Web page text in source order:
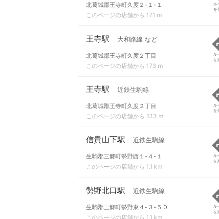
北葛城郡王寺町久度２-１-１
このページの店舗から 171 m
ル
を
王寺駅 大和路線 など
北葛城郡王寺町久度２丁目
このページの店舗から 173 m
ル
を
王寺駅 近鉄生駒線
北葛城郡王寺町久度２丁目
このページの店舗から 313 m
ル
を
信貴山下駅 近鉄生駒線
生駒郡三郷町勢野西１-４-１
このページの店舗から 1.1 km
ル
を
勢野北口駅 近鉄生駒線
生駒郡三郷町勢野東４-３-５０
このページの店舗から 1.1 km
ル
を